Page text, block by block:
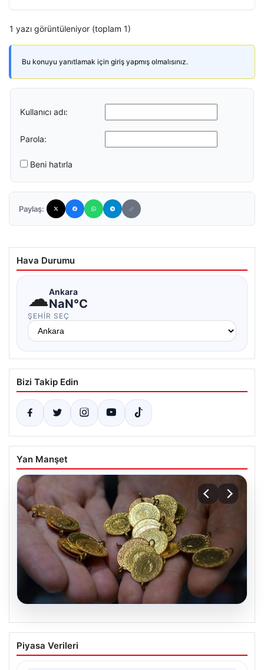
1 yazı görüntüleniyor (toplam 1)
Bu konuyu yanıtlamak için giriş yapmış olmalısınız.
Kullanıcı adı:
Parola:
Beni hatırla
Paylaş:
Hava Durumu
☁Ankara
NaN°C
ŞEHIR SEÇ
Bizi Takip Edin
Yan Manşet
05.08.2026
Altın fiyatları canlı 14 Nisan 2026: Altın
fiyatları ne kadar oldu? Gram, çeyrek,
Piyasa Verileri